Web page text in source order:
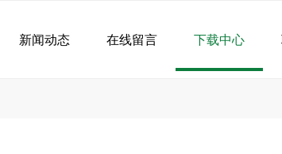
新闻动态 在线留言 下载中心